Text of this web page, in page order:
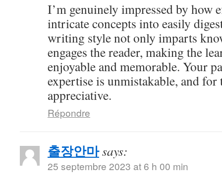
I’m genuinely impressed by how
intricate concepts into easily
writing style not only imparts
engages the reader, making the
enjoyable and memorable. Your
expertise is unmistakable, and for
appreciative.
Répondre
출장안마says:
25 septembre 2023 at 6 h 00 min